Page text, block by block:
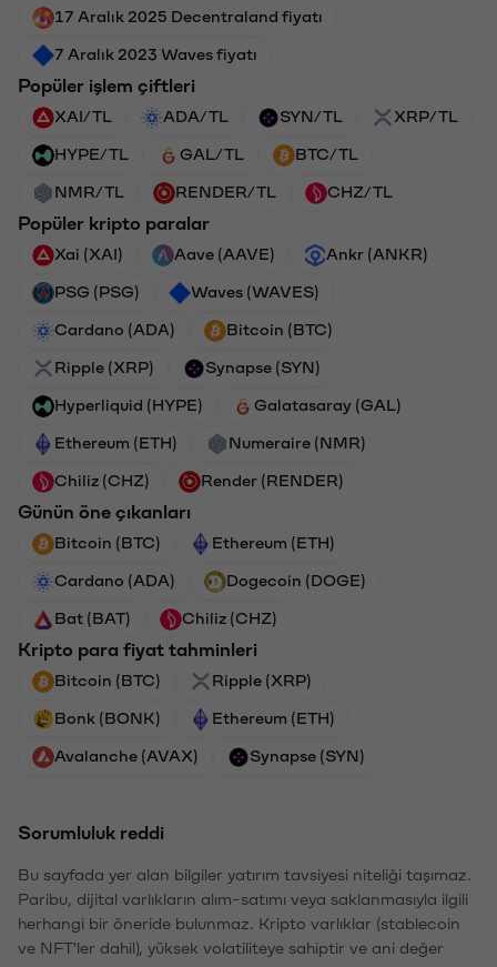
17 Aralık 2025 Decentraland fiyatı
7 Aralık 2023 Waves fiyatı
Popüler işlem çiftleri
XAI/TL ADA/TL SYN/TL XRP/TL
HYPE/TL GAL/TL BTC/TL
NMR/TL RENDER/TL CHZ/TL
Popüler kripto paralar
Xai (XAI) Aave (AAVE) Ankr (ANKR)
PSG (PSG) Waves (WAVES)
Cardano (ADA) Bitcoin (BTC)
Ripple (XRP) Synapse (SYN)
Hyperliquid (HYPE) Galatasaray (GAL)
Ethereum (ETH) Numeraire (NMR)
Chiliz (CHZ) Render (RENDER)
Günün öne çıkanları
Bitcoin (BTC) Ethereum (ETH)
Cardano (ADA) Dogecoin (DOGE)
Bat (BAT) Chiliz (CHZ)
Kripto para fiyat tahminleri
Bitcoin (BTC) Ripple (XRP)
Bonk (BONK) Ethereum (ETH)
Avalanche (AVAX) Synapse (SYN)
Sorumluluk reddi
Bu sayfada yer alan bilgiler yatırım tavsiyesi niteliği taşımaz.
Paribu, dijital varlıkların alım-satımı veya saklanmasıyla ilgili
herhangi bir öneride bulunmaz. Kripto varlıklar (stablecoin
ve NFT'ler dahil), yüksek volatiliteye sahiptir ve ani değer